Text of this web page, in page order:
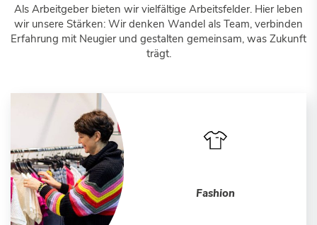
Als Arbeitgeber bieten wir vielfältige Arbeitsfelder. Hier leben
wir unsere Stärken: Wir denken Wandel als Team, verbinden
Erfahrung mit Neugier und gestalten gemeinsam, was Zukunft
trägt.
Fashion